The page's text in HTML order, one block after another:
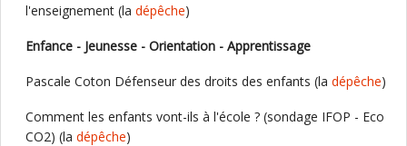
l'enseignement (la dépêche)
Enfance - Jeunesse - Orientation - Apprentissage
Pascale Coton Défenseur des droits des enfants (la dépêche)
Comment les enfants vont-ils à l'école ? (sondage IFOP - Eco
CO2) (la dépêche)